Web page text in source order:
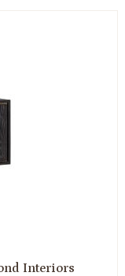
Interiors